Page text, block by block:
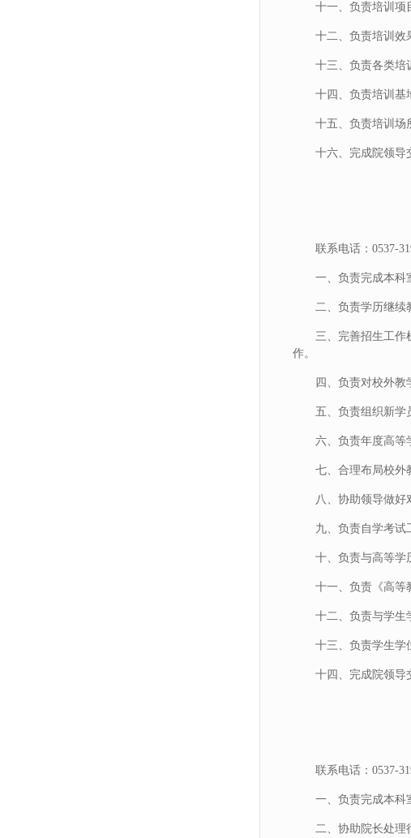
十一、负责培训项
十二、负责培训效
十三、负责各类培
十四、负责培训基
十五、负责培训场
十六、完成院领导
联系电话：0537-
一、负责完成本科
二、负责学历继续
三、完善招生工作
作。
四、负责对校外
五、负责组织新学
六、负责年度高等
七、合理布局校外
八、协助领导做好
九、负责自学考试
十、负责与高等学
十一、负责《高等
十二、负责与学生
十三、负责学生学
十四、完成院领导
联系电话：0537-
一、负责完成本科
二、协助院长处理